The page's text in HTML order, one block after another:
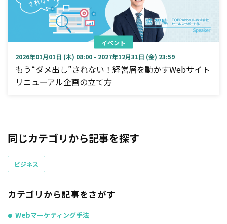
イベント
2026年01月01日 (木) 08:00 - 2027年12月31日 (金) 23:59
もう“ダメ出し”されない！経営層を動かすWebサイト
リニューアル企画の立て方
同じカテゴリから記事を探す
ビジネス
カテゴリから記事をさがす
● Webマーケティング手法